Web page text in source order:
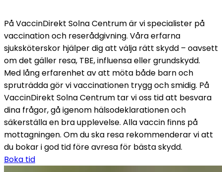
På VaccinDirekt Solna Centrum är vi specialister på
vaccination och reserådgivning. Våra erfarna
sjuksköterskor hjälper dig att välja rätt skydd – oavsett
om det gäller resa, TBE, influensa eller grundskydd.
Med lång erfarenhet av att möta både barn och
spruträdda gör vi vaccinationen trygg och smidig. På
VaccinDirekt Solna Centrum tar vi oss tid att besvara
dina frågor, gå igenom hälsodeklarationen och
säkerställa en bra upplevelse. Alla vaccin finns på
mottagningen. Om du ska resa rekommenderar vi att
du bokar i god tid före avresa för bästa skydd.
Boka tid